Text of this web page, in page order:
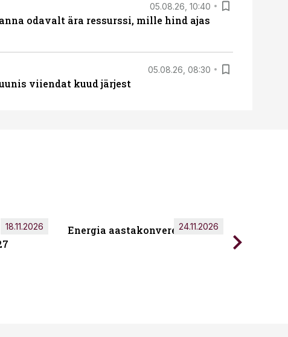
05.08.26, 10:40
odavalt ära ressurssi, mille hind ajas
05.08.26, 08:30
viiendat kuud järjest
18.11.2026 Energia aastakonverents 2026
24.11.2026